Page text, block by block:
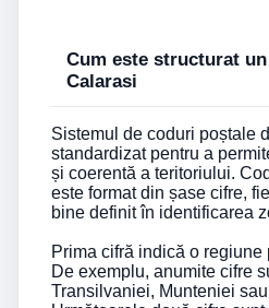
Cum este structurat
Calarasi
Sistemul de coduri poștale
standardizat pentru a
și coerentă a teritoriului.
este format din șase cifre,
bine definit în identificarea
Prima cifră indică o regiune
De exemplu, anumite cifre
Transilvaniei, Munteniei